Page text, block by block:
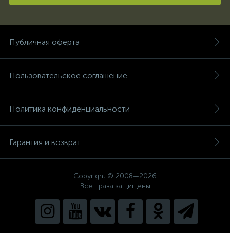
Публичная оферта
Пользовательское соглашение
Политика конфиденциальности
Гарантия и возврат
Copyright © 2008—2026
Все права защищены